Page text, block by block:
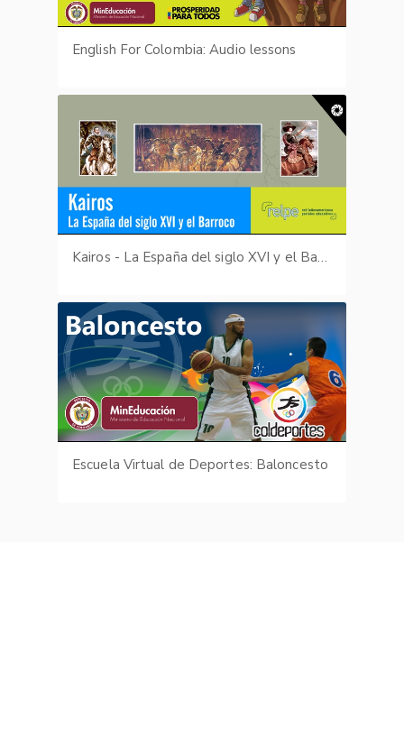
English For Colombia: Audio lessons
Kairos - La España del siglo XVI y el Barroco
Escuela Virtual de Deportes: Baloncesto